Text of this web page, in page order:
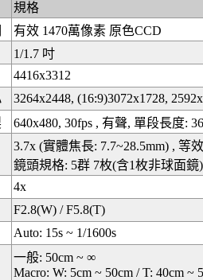
規格
有效 1470萬像素 原色CCD
1/1.7 吋
4416x3312
3264x2448, (16:9)3072x1728,
640x480, 30fps , 有聲, 單段長度:
3.7x (實體焦長: 7.7~28.5mm) , 等
鏡頭規格: 5群 7枚(含1枚非球面
4x
F2.8(W) / F5.8(T)
Auto: 15s ~ 1/1600s
一般: 50cm ~ ∞
Macro: W: 5cm ~ 50cm / T: 40cm ~